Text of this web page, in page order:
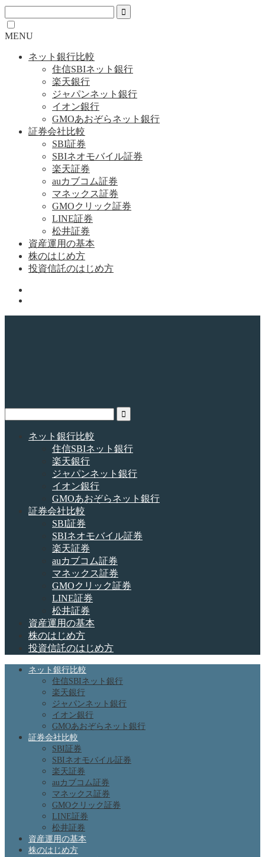
MENU
ネット銀行比較
住信SBIネット銀行
楽天銀行
ジャパンネット銀行
イオン銀行
GMOあおぞらネット銀行
証券会社比較
SBI証券
SBIネオモバイル証券
楽天証券
auカブコム証券
マネックス証券
GMOクリック証券
LINE証券
松井証券
資産運用の基本
株のはじめ方
投資信託のはじめ方
ネット銀行比較
住信SBIネット銀行
楽天銀行
ジャパンネット銀行
イオン銀行
GMOあおぞらネット銀行
証券会社比較
SBI証券
SBIネオモバイル証券
楽天証券
auカブコム証券
マネックス証券
GMOクリック証券
LINE証券
松井証券
資産運用の基本
株のはじめ方
投資信託のはじめ方
ネット銀行比較
住信SBIネット銀行
楽天銀行
ジャパンネット銀行
イオン銀行
GMOあおぞらネット銀行
証券会社比較
SBI証券
SBIネオモバイル証券
楽天証券
auカブコム証券
マネックス証券
GMOクリック証券
LINE証券
松井証券
資産運用の基本
株のはじめ方